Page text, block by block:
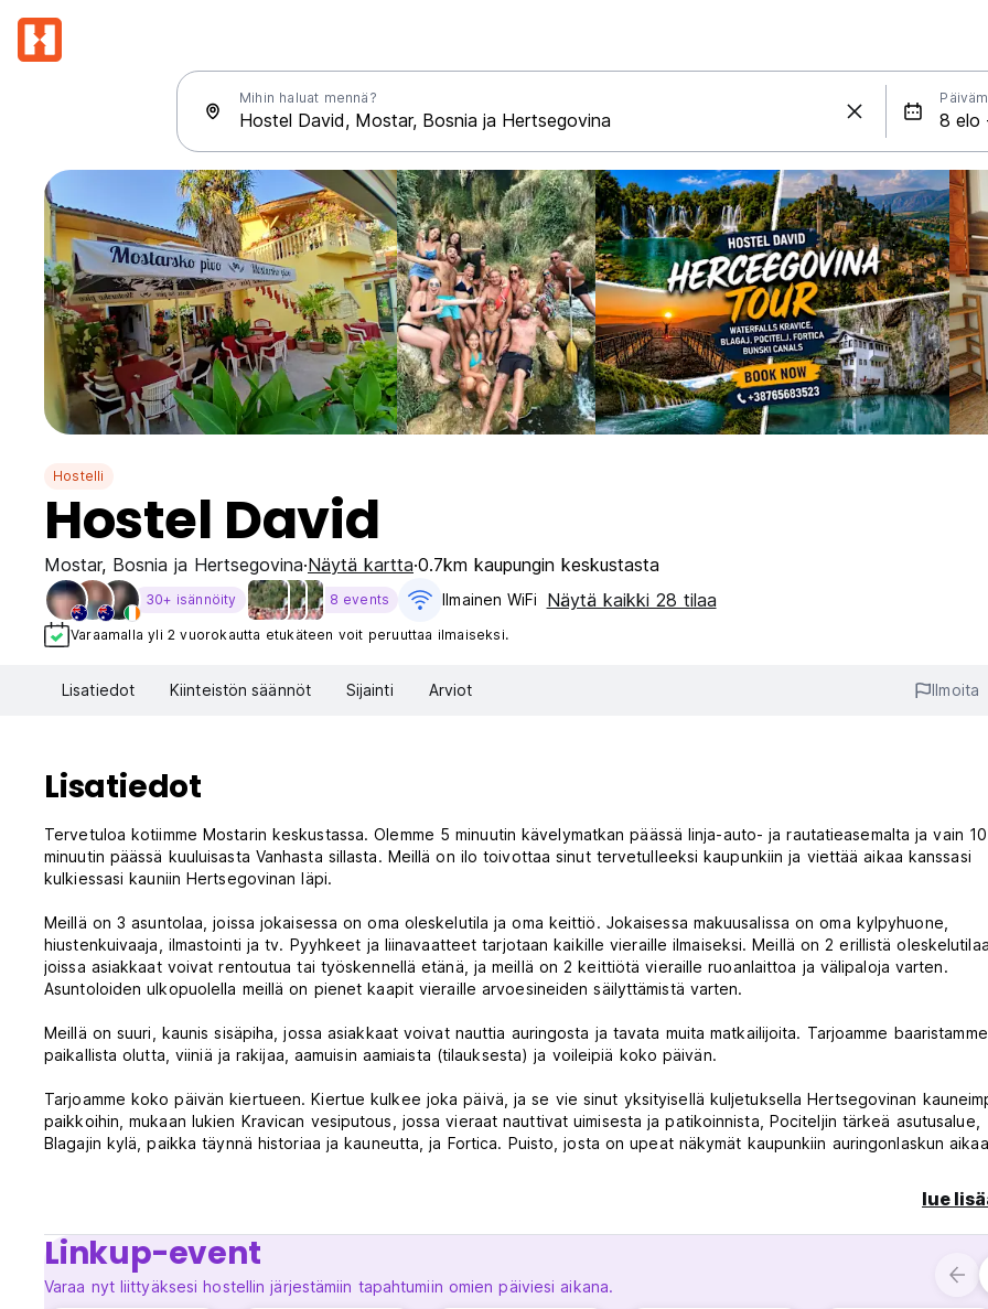
Mihin haluat mennä?
Hostelli
Hostel David
Mostar, Bosnia ja Hertsegovina Näytä kartta 0.7km kaupungin keskustasta
30+ isännöity 8 events Ilmainen WiFi Näytä kaikki 28 tilaa
Varaamalla yli 2 vuorokautta etukäteen voit peruuttaa ilmaiseksi.
Lisatiedot Kiinteistön säännöt Sijainti Arviot Ilmoita
Lisatiedot
Tervetuloa kotiimme Mostarin keskustassa. Olemme 5 minuutin kävelymatkan päässä linja-auto- ja rautatieasemalta ja vain 10
minuutin päässä kuuluisasta Vanhasta sillasta. Meillä on ilo toivottaa sinut tervetulleeksi kaupunkiin ja viettää aikaa kanssasi
kulkiessasi kauniin Hertsegovinan läpi.
Meillä on 3 asuntolaa, joissa jokaisessa on oma oleskelutila ja oma keittiö. Jokaisessa makuusalissa on oma kylpyhuone,
hiustenkuivaaja, ilmastointi ja tv. Pyyhkeet ja liinavaatteet tarjotaan kaikille vieraille ilmaiseksi. Meillä on 2 erillistä
joissa asiakkaat voivat rentoutua tai työskennellä etänä, ja meillä on 2 keittiötä vieraille ruoanlaittoa ja välipaloja varten.
Asuntoloiden ulkopuolella meillä on pienet kaapit vieraille arvoesineiden säilyttämistä varten.
Meillä on suuri, kaunis sisäpiha, jossa asiakkaat voivat nauttia auringosta ja tavata muita matkailijoita. Tarjoamme baaristamme
paikallista olutta, viiniä ja rakijaa, aamuisin aamiaista (tilauksesta) ja voileipiä koko päivän.
Tarjoamme koko päivän kiertueen. Kiertue kulkee joka päivä, ja se vie sinut yksityisellä kuljetuksella Hertsegovinan
paikkoihin, mukaan lukien Kravican vesiputous, jossa vieraat nauttivat uimisesta ja patikoinnista, Pociteljin tärkeä asutusalue,
Blagajin kylä, paikka täynnä historiaa ja kauneutta, ja Fortica. Puisto, josta on upeat näkymät kaupunkiin auringonlaskun
Hostellin säännöt:
1. Maksu saapumisen yhteydessä vain käteisellä - hyväksymme sekä paikallisen valuutan että euron
2. Sisäänkirjautuminen klo 12.00–00.00
lue
Linkup-event
Varaa nyt liittyäksesi hostellin järjestämiin tapahtumiin omien päiviesi aikana.